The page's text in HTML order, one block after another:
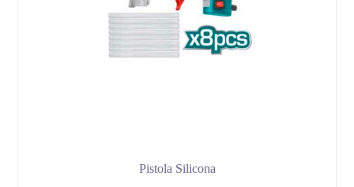
Pistola Silicona